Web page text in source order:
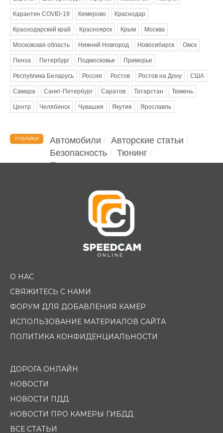
Карантин COVID-19 Кемерово Краснодар
Краснодарский край Красноярск Крым Москва
Московская область Нижний Новгород Новосибирск Омск
Пенза Петербург Подмосковье Приморье
Республика Беларусь Россия Ростов Ростов на Дону США
Самара Санкт-Петербург Саратов Татарстан Тюмень
Центр Челябинск Чувашия Якутия Ярославль
РУБРИКИ Автомобили
Авторские статьи
Безопасность
Тюнинг
Помощь водителю
О НАС
СВЯЖИТЕСЬ С НАМИ
ФОРУМ ДЛЯ ДОБАВЛЕНИЯ КАМЕР
ИСПОЛЬЗОВАНИЕ МАТЕРИАЛОВ САЙТА
ПОЛИТИКА КОНФИДЕНЦИАЛЬНОСТИ
ДОРОГА ОНЛАЙН
НОВОСТИ
НОВОСТИ ПДД
НОВОСТИ ПРО КАМЕРЫ ГИБДД
ВСЕ СТАТЬИ